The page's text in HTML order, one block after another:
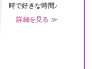
時で好きな時間♪
詳細を見る ≫